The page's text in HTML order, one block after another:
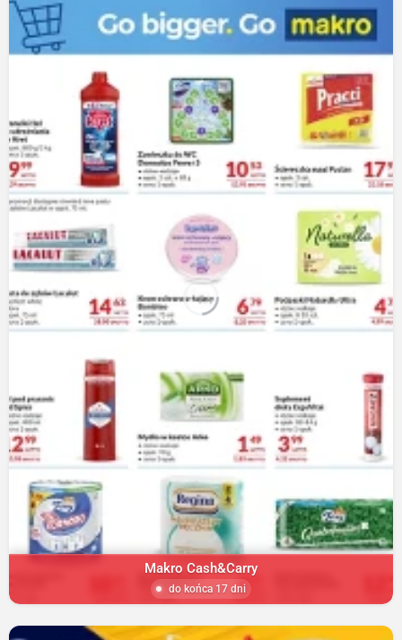
Makro Cash&Carry
do końca 17 dni